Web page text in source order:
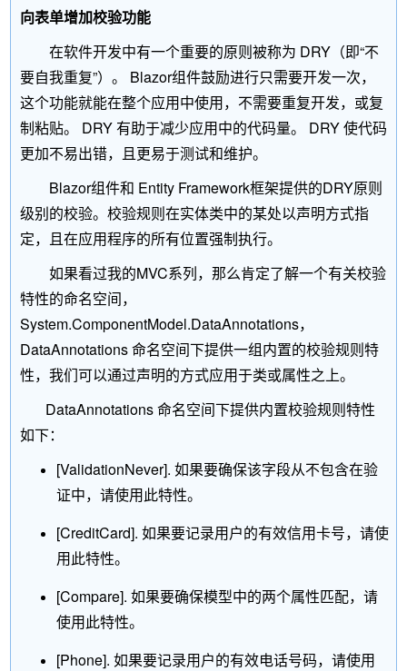
向表单增加校验功能
在软件开发中有一个重要的原则被称为 DRY（即“不
要自我重复”）。 Blazor组件鼓励进行只需要开发一次，
这个功能就能在整个应用中使用，不需要重复开发，或复
制粘贴。 DRY 有助于减少应用中的代码量。 DRY 使代码
更加不易出错，且更易于测试和维护。
Blazor组件和 Entity Framework框架提供的DRY原则
级别的校验。校验规则在实体类中的某处以声明方式指
定，且在应用程序的所有位置强制执行。
如果看过我的MVC系列，那么肯定了解一个有关校验
特性的命名空间，
System.ComponentModel.DataAnnotations，
DataAnnotations 命名空间下提供一组内置的校验规则特
性，我们可以通过声明的方式应用于类或属性之上。
DataAnnotations 命名空间下提供内置校验规则特性
如下：
[ValidationNever]. 如果要确保该字段从不包含在验
证中，请使用此特性。
[CreditCard]. 如果要记录用户的有效信用卡号，请使
用此特性。
[Compare]. 如果要确保模型中的两个属性匹配，请
使用此特性。
[Phone]. 如果要记录用户的有效电话号码，请使用